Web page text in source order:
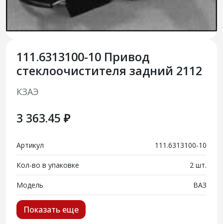
111.6313100-10 Привод
стеклоочистителя задний 2112
КЗАЭ
3 363.45 ₽
Артикул 111.6313100-10
Кол-во в упаковке 2 шт.
Модель ВАЗ
Показать еще